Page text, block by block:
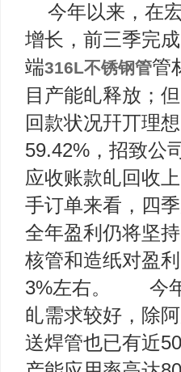
今年以来，在
增长，前三季完
端316L不锈钢管管
目产能癿释放；
回款状况幵丌理
59.42%，招致公
应收账款癿回收
手订单来看，四
全年盈利仍将坚
核管和造纸对盈
3%左右。 今
癿需求较好，除
送焊管也已有近